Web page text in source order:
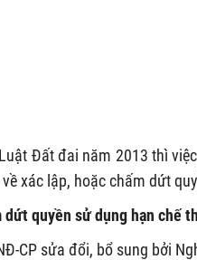
Đất đai năm 2013 thì
xác lập, hoặc chấm dứt
quyền sử dụng hạn chế
CP sửa đổi, bổ sung bởi